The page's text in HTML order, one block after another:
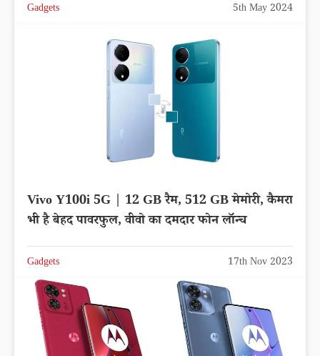
Gadgets 5th May 2024
Vivo Y100i 5G | 12 GB रैम, 512 GB मेमोरी, कैमरा
भी है बेहद पावरफुल, वीवो का दमदार फोन लॉन्च
Gadgets 17th Nov 2023